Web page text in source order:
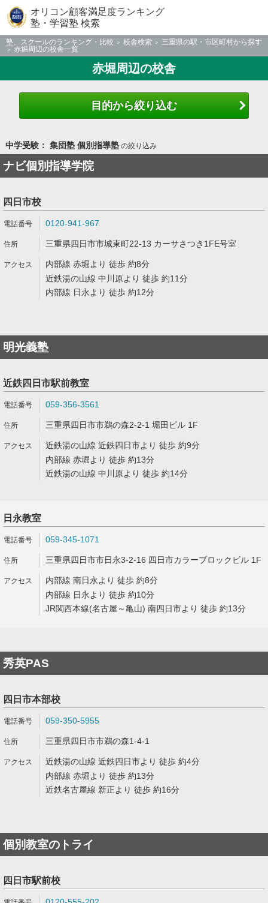
オリコン顧客満足度ランキング
塾・学習塾 検索
塾、スクールのランキング・比較 校舎検索
三重県の駅・市区町村から探す
赤堀周辺の校舎一覧
赤堀周辺の校舎
目的から絞り込む
中学受験： 集団塾 個別指導塾の絞り込み
ナビ個別指導学院
四日市校
0120-941-967
三重県四日市市城東町22-13 カーサさつき1FE号室
内部線 赤堀より 徒歩 約8分
近鉄湯の山線 中川原より 徒歩 約11分
内部線 日永より 徒歩 約12分
明光義塾
近鉄四日市駅前教室
059-356-3561
三重県四日市市鵜の森2-2-1 堀田ビル 1F
近鉄湯の山線 近鉄四日市より 徒歩 約9分
内部線 赤堀より 徒歩 約13分
近鉄湯の山線 中川原より 徒歩 約14分
日永教室
059-345-1071
三重県四日市市日永3-2-16 四日市カラーブロックビル 1F
内部線 南日永より 徒歩 約8分
内部線 日永より 徒歩 約10分
JR関西本線(名古屋～亀山) 南四日市より 徒歩 約13分
秀英PAS
四日市本部校
059-350-5955
三重県四日市市鵜の森1-4-1
近鉄湯の山線 近鉄四日市より 徒歩 約4分
内部線 赤堀より 徒歩 約13分
近鉄名古屋線 新正より 徒歩 約16分
個別教室のトライ
四日市駅前校